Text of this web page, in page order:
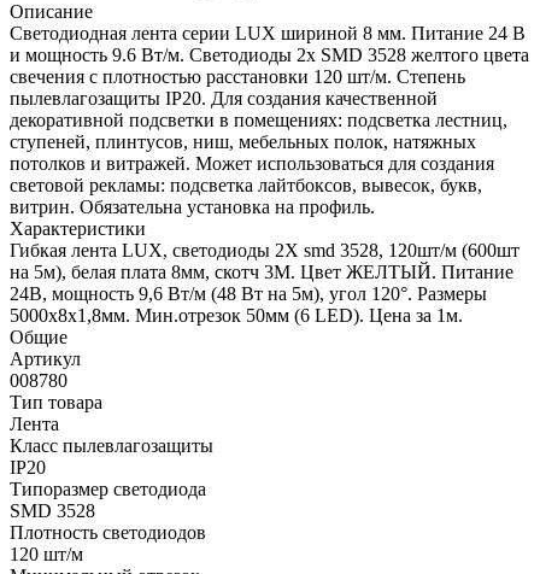
Описание
Светодиодная лента серии LUX шириной 8 мм. Питание 24 В
и мощность 9.6 Вт/м. Светодиоды 2x SMD 3528 желтого цвета
свечения с плотностью расстановки 120 шт/м. Степень
пылевлагозащиты IP20. Для создания качественной
декоративной подсветки в помещениях: подсветка лестниц,
ступеней, плинтусов, ниш, мебельных полок, натяжных
потолков и витражей. Может использоваться для создания
световой рекламы: подсветка лайтбоксов, вывесок, букв,
витрин. Обязательна установка на профиль.
Характеристики
Гибкая лента LUX, светодиоды 2X smd 3528, 120шт/м (600шт
на 5м), белая плата 8мм, скотч 3М. Цвет ЖЕЛТЫЙ. Питание
24В, мощность 9,6 Вт/м (48 Вт на 5м), угол 120°. Размеры
5000х8х1,8мм. Мин.отрезок 50мм (6 LED). Цена за 1м.
Общие
Артикул
008780
Тип товара
Лента
Класс пылевлагозащиты
IP20
Типоразмер светодиода
SMD 3528
Плотность светодиодов
120 шт/м